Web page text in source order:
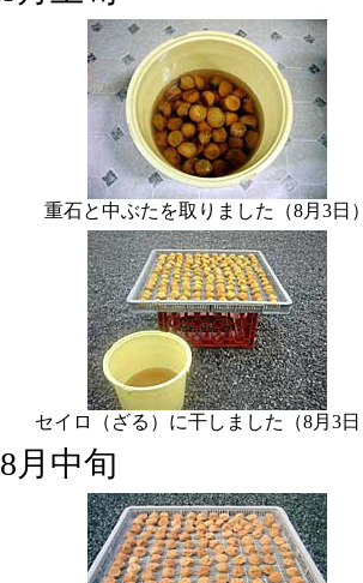
重石と中ぶたを取りました（8月3日
セイロ（ざる）に干しました（8月3
8月中旬